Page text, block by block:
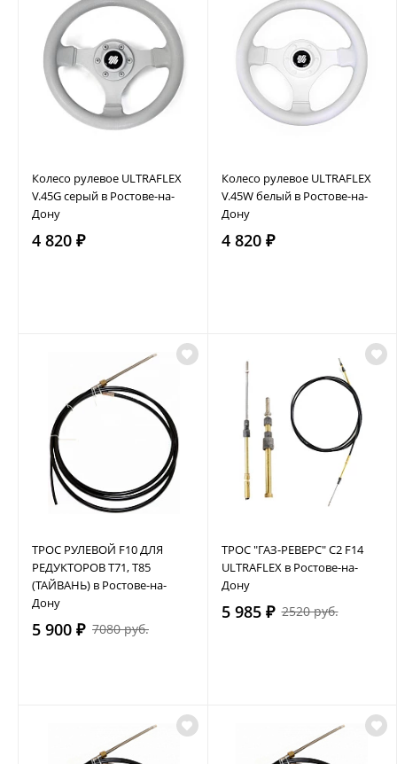
Колесо рулевое ULTRAFLEX
V.45G серый в Ростове-на-
Дону
4 820 ₽
Колесо рулевое ULTRAFLEX
V.45W белый в Ростове-на-
Дону
4 820 ₽
ТРОС РУЛЕВОЙ F10 ДЛЯ
РЕДУКТОРОВ Т71, Т85
(ТАЙВАНЬ) в Ростове-на-
Дону
5 900 ₽ 7080 руб.
ТРОС "ГАЗ-РЕВЕРС" C2 F14
ULTRAFLEX в Ростове-на-
Дону
5 985 ₽ 2520 руб.